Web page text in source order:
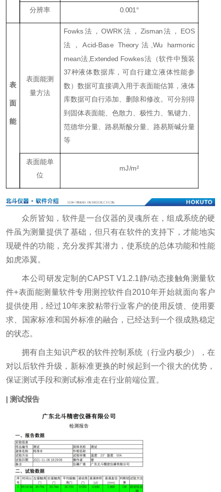
分辨率 0.001°
表
面
能
表面能测
量方法
Fowks法，OWRK法，Zisman法，EOS
法，Acid-Base Theory法,Wu harmonic
mean法,Extended Fowkes法（软件中预装
37种液体数据库，可自行建立液体性能参
数）数据可直接调入用于表面能估算，液体
库数据可自行添加、删除和修改。可分别得
到固体表面能、色散力、极性力、氢键力、
范德华分量、路易斯酸分量、路易斯碱分量
等
表面能单
位
mJ/m²
众所皆知，软件是一台仪器的灵魂所在，组成系统的硬
件虽为测量提供了基础，但只有在软件的支持下，才能地实
现硬件的功能，充分发挥其潜力，使系统的总体功能和性能
如虎添翼。
本公司研发定制的CAPST V1.2.1静/动态接触角测量软
件+表面能测量软件专用测控软件自2010年开始就面向客户
提供使用，经过10年来胶粘带行业客户的使用反馈、使用要
求、国家标准和国外标准的融合，已经达到一个很成熟稳定
的状态。
拥有自主知识产权的软件控制系统（行业内极少），在
对以后软件升级，新标准更换的时候起到一个很大的优势，
保证测试手段和测试标准走在行业前端位置。
| 测试报告